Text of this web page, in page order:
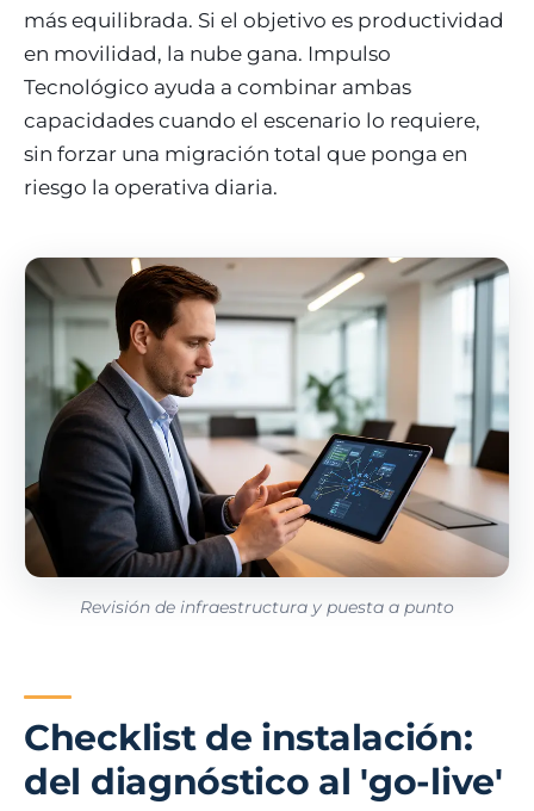
más equilibrada. Si el objetivo es productividad
en movilidad, la nube gana. Impulso
Tecnológico ayuda a combinar ambas
capacidades cuando el escenario lo requiere,
sin forzar una migración total que ponga en
riesgo la operativa diaria.
Revisión de infraestructura y puesta a punto
Checklist de instalación:
del diagnóstico al 'go-live'